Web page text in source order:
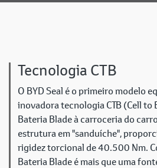
Tecnologia CTB
O BYD Seal é o primeiro modelo
inovadora tecnologia СТВ (Cell to
Bateria Blade à carroceria do
estrutura em "sanduíche",
rigidez torcional de 40.500 Nm.
Bateria Blade é mais que uma